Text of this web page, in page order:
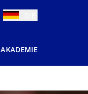
AKADEMIE